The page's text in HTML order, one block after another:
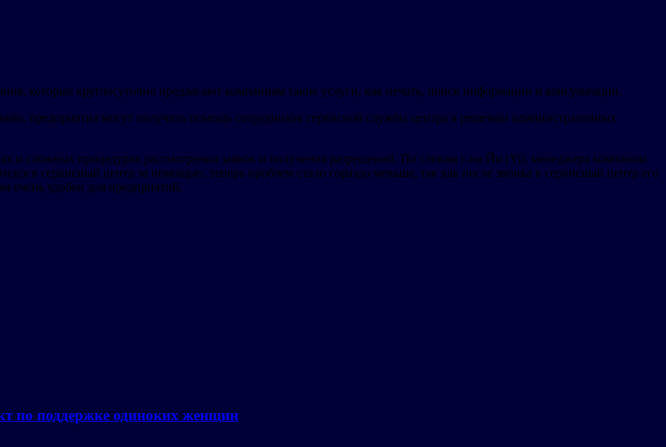
которые круглосуточно предлагают компаниям такие услуги, как печать, поиск информации и консультации.
предприятия могут получить помощь сотрудников сервисной службы центра в решении административных
и сложных процедурах рассмотрения заявок и получения разрешений. По словам г-на Йи (Yi), менеджера компании
в сервисный центр за помощью, теперь проблем стало гораздо меньше, так как после звонка в сервисный центр его
очень удобен для предприятий.
по поддержке одиноких женщин